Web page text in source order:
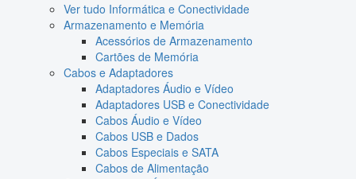
Ver tudo Informática e Conectividade
Armazenamento e Memória
Acessórios de Armazenamento
Cartões de Memória
Cabos e Adaptadores
Adaptadores Áudio e Vídeo
Adaptadores USB e Conectividade
Cabos Áudio e Vídeo
Cabos USB e Dados
Cabos Especiais e SATA
Cabos de Alimentação